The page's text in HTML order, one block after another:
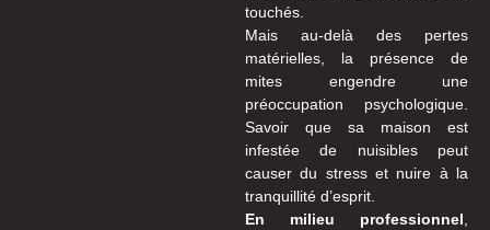
touchés.
Mais au-delà des pertes
matérielles, la présence de
mites engendre une
préoccupation psychologique.
Savoir que sa maison est
infestée de nuisibles peut
causer du stress et nuire à la
tranquillité d’esprit.
En milieu professionnel,